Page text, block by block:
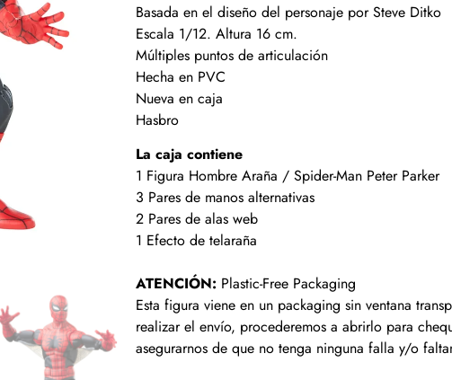
Basada en el diseño del personaje por Steve Ditko
Escala 1/12. Altura 16 cm.
Múltiples puntos de articulación
Hecha en PVC
Nueva en caja
Hasbro
La caja contiene
1 Figura Hombre Araña / Spider-Man Peter Parker
3 Pares de manos alternativas
2 Pares de alas web
1 Efecto de telaraña
ATENCIÓN: Plastic-Free Packaging
Esta figura viene en un packaging sin ventana
realizar el envío, procederemos a abrirlo para
asegurarnos de que no tenga ninguna falla y/o